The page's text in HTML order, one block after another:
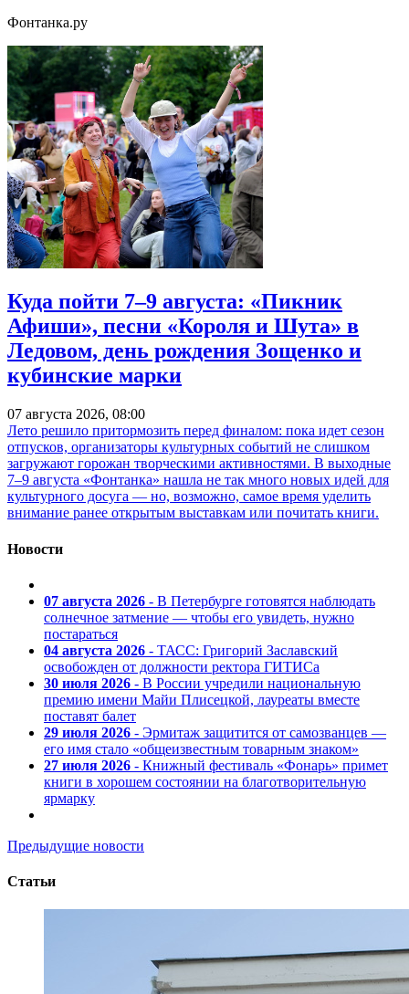
Фонтанка.ру
Куда пойти 7–9 августа: «Пикник
Афиши», песни «Короля и Шута» в
Ледовом, день рождения Зощенко и
кубинские марки
07 августа 2026, 08:00
Лето решило притормозить перед финалом: пока идет сезон
отпусков, организаторы культурных событий не слишком
загружают горожан творческими активностями. В выходные
7–9 августа «Фонтанка» нашла не так много новых идей для
культурного досуга — но, возможно, самое время уделить
внимание ранее открытым выставкам или почитать книги.
Новости
07 августа 2026 - В Петербурге готовятся наблюдать
солнечное затмение — чтобы его увидеть, нужно
постараться
04 августа 2026 - ТАСС: Григорий Заславский
освобожден от должности ректора ГИТИСа
30 июля 2026 - В России учредили национальную
премию имени Майи Плисецкой, лауреаты вместе
поставят балет
29 июля 2026 - Эрмитаж защитится от самозванцев —
его имя стало «общеизвестным товарным знаком»
27 июля 2026 - Книжный фестиваль «Фонарь» примет
книги в хорошем состоянии на благотворительную
ярмарку
Предыдущие новости
Статьи